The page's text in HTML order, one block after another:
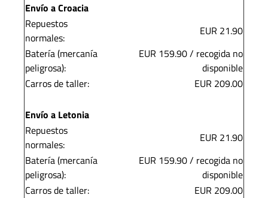
Envío a Croacia
Repuestos
normales:
EUR 21.90
Batería (mercanía
peligrosa):
EUR 159.90 / recogida no
disponible
Carros de taller:
EUR 209.00
Envío a Letonia
Repuestos
normales:
EUR 21.90
Batería (mercanía
peligrosa):
EUR 159.90 / recogida no
disponible
Carros de taller:
EUR 209.00